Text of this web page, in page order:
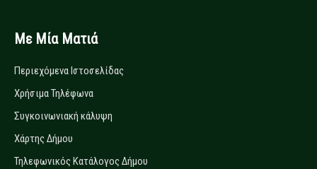
Με Μία Ματιά
Περιεχόμενα Ιστοσελίδας
Χρήσιμα Τηλέφωνα
Συγκοινωνιακή κάλυψη
Χάρτης Δήμου
Τηλεφωνικός Κατάλογος Δήμου